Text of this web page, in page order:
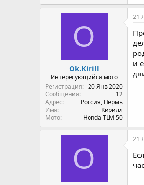
O
Ok.Kirill
Интересующийся мото
Регистрация
20 Янв 2020
Сообщения
12
Адрес
Россия, Пермь
Имя
Кирилл
Мото
Honda TLM 50
21
и
O
21